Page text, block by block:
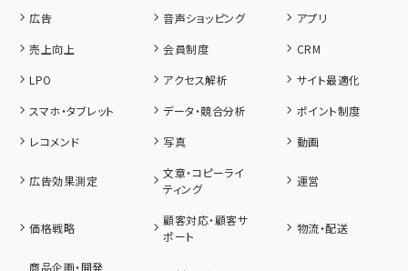
広告
音声ショッピング
アプリ
売上向上
会員制度
CRM
LPO
アクセス解析
サイト最適化
スマホ・タブレット
データ・競合分析
ポイント制度
レコメンド
写真 動画
広告効果測定
文章・コピーライ
ティング
運営
価格戦略
顧客対応・顧客サ
ポート
物流・配送
商品企画・開発